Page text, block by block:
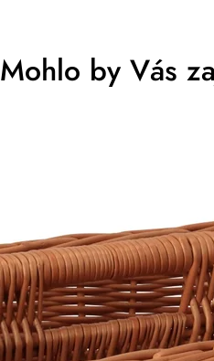
Mohlo by Vás